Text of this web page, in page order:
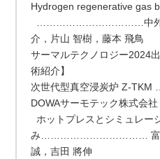
Hydrogen regenerative gas
……………………………中外炉
介，片山 智樹，藤本 飛鳥
サーマルテクノロジー2024
術紹介】
次世代型真空浸炭炉 Z-
DOWAサーモテック株式会
ホットプレスとシミュレー
み…………………………… 富士
誠，吉田 將伸